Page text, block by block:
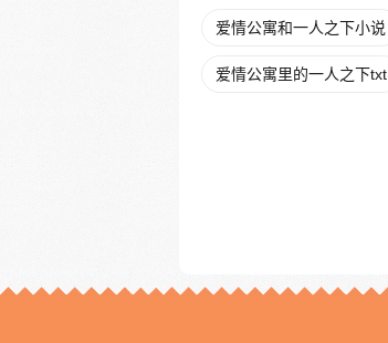
爱情公寓和一人之下小说
爱情公寓里的一人之下txt